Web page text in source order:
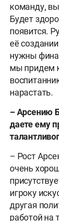
команду,
Будет
появится.
её
нужны
мы придем
нарастать.
– Арсению
даете ему
– Рост
очень
игроку
другая
работой на